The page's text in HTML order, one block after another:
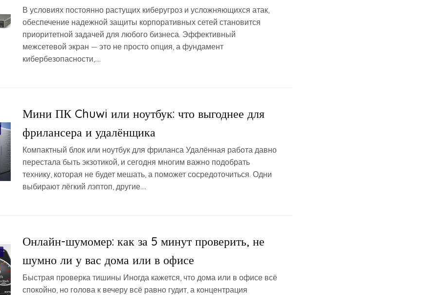
В условиях постоянно растущих киберугроз и усложняющихся атак,
обеспечение надежной защиты корпоративных сетей становится
приоритетной задачей для любого бизнеса. Эффективный
межсетевой экран — это не просто опция, а фундамент
кибербезопасности,….
Мини ПК Chuwi или ноутбук: что выгоднее для
фрилансера и удалёнщика
Компактный блок или ноутбук для фриланса Удалённая работа давно
перестала быть экзотикой, и сегодня многим важно подобрать
технику, которая не будет мешать, а поможет сосредоточиться. Одни
выбирают лёгкий лэптоп, другие….
Онлайн-шумомер: как за 5 минут проверить, не
шумно ли у вас дома или в офисе
Быстрая проверка тишины Иногда кажется, что дома или в офисе всё
спокойно, но голова к вечеру всё равно гудит, а концентрация